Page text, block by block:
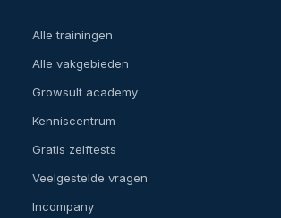
Alle trainingen
Alle vakgebieden
Growsult academy
Kenniscentrum
Gratis zelftests
Veelgestelde vragen
Incompany